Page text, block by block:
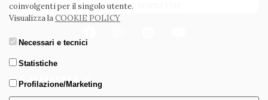
ISCRIVITI ALLA NEWSLETTER
coinvolgenti per il singolo utente.
Visualizza laCOOKIE POLICY
Necessari e tecnici
Statistiche
Profilazione/Marketing